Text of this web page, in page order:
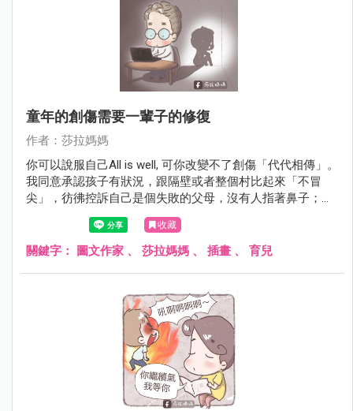
童年的創傷需要一輩子的修復
作者：莎拉媽媽
你可以說服自己All is well, 可你改變不了創傷「代代相傳」。
我同意承認孩子有狀況，跟隔壁或者整個村比起來「不冒
尖」，彷彿控訴自己是個失敗的父母，沒有人指著鼻子；但
心裡就是這麼覺得，就像廠商被客訴「你的產品不良」，而
你不知道怎麼修。
收藏
關鍵字： 圖文作家 、 莎拉媽媽 、 插畫 、 育兒